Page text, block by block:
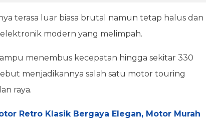
terasa luar biasa brutal namun tetap halus dan
modern yang melimpah.
menembus kecepatan hingga sekitar 330
menjadikannya salah satu motor touring
raya.
Retro Klasik Bergaya Elegan, Motor Murah